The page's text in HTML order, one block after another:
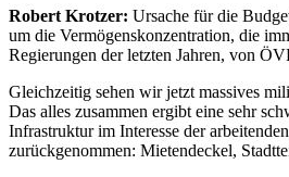
Robert Krotzer: Ursache für die
um die Vermögenskonzentration, die
Regierungen der letzten Jahren, von
Gleichzeitig sehen wir jetzt massives
Das alles zusammen ergibt eine sehr
Infrastruktur im Interesse der
zurückgenommen: Mietendeckel,